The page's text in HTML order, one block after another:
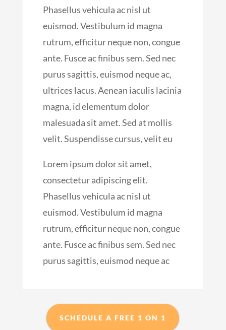
Phasellus vehicula ac nisl ut
euismod. Vestibulum id magna
rutrum, efficitur neque non, congue
ante. Fusce ac finibus sem. Sed nec
purus sagittis, euismod neque ac,
ultrices lacus. Aenean iaculis lacinia
magna, id elementum dolor
malesuada sit amet. Sed at mollis
velit. Suspendisse cursus, velit eu
Lorem ipsum dolor sit amet,
consectetur adipiscing elit.
Phasellus vehicula ac nisl ut
euismod. Vestibulum id magna
rutrum, efficitur neque non, congue
ante. Fusce ac finibus sem. Sed nec
purus sagittis, euismod neque ac
SCHEDULE A FREE 1 ON 1